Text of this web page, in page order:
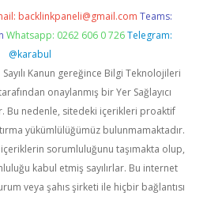
backlinkpaneli@gmail.com Teams:
Whatsapp: 0262 606 0 726 Telegram:
@karabul
Kanun gereğince Bilgi Teknolojileri
onaylanmış bir Yer Sağlayıcı
Bu nedenle, sitedeki içerikleri proaktif
yükümlülüğümüz bulunmamaktadır.
sorumluluğunu taşımakta olup,
kabul etmiş sayılırlar. Bu internet
veya şahıs şirketi ile hiçbir bağlantısı